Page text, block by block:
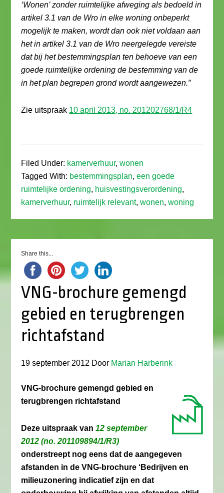
‘Wonen’ zonder ruimtelijke afweging als bedoeld in
artikel 3.1 van de Wro in elke woning onbeperkt
mogelijk te maken, wordt dan ook niet voldaan aan
het in artikel 3.1 van de Wro neergelegde vereiste
dat bij het bestemmingsplan ten behoeve van een
goede ruimtelijke ordening de bestemming van de
in het plan begrepen grond wordt aangewezen.”
Zie uitspraak 10 april 2013, no. 201202768/1/R4
Filed Under: kamerverhuur,wonen
Tagged With: bestemmingsplan,een goede
ruimtelijke ordening, huisvestingsverordening,
kamerverhuur, ruimtelijk relevant,wonen,woning
Share this...
VNG-brochure gemengd
gebied en terugbrengen
richtafstand
19 september 2012 Door Marian Harberink
VNG-brochure gemengd gebied en
terugbrengen richtafstand
Deze uitspraak van12 september
2012 (no. 201109894/1/R3)
onderstreept nog eens dat de aangegeven
afstanden in de VNG-brochure ‘Bedrijven en
milieuzonering indicatief zijn en dat